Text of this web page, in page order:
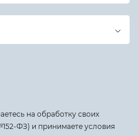
на обработку своих
ФЗ) и принимаете условия